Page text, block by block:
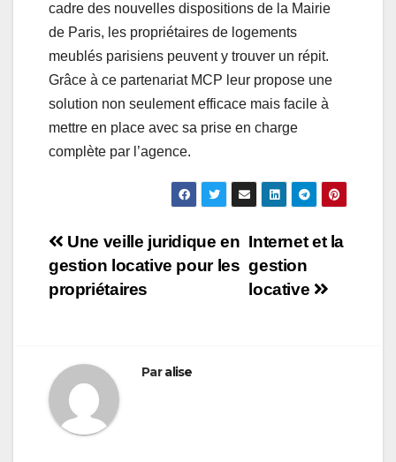
cadre des nouvelles dispositions de la Mairie
de Paris, les propriétaires de logements
meublés parisiens peuvent y trouver un répit.
Grâce à ce partenariat MCP leur propose une
solution non seulement efficace mais facile à
mettre en place avec sa prise en charge
complète par l’agence.
Navigation
de
Internet et la
gestion
locative
Une veille juridique en
gestion locative pour les
propriétaires
Paralise